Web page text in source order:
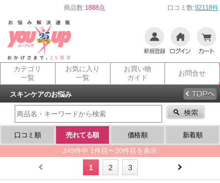
商品数:1888点 口コミ数:92118件
カテゴリ
一覧
お気に入り
一覧
お買い物
ガイド
お問合せ
スキンケアのお悩み
口コミ順 売れてる順 価格順
新着順
249件中 1件目〜20件目を表示
1 2 3